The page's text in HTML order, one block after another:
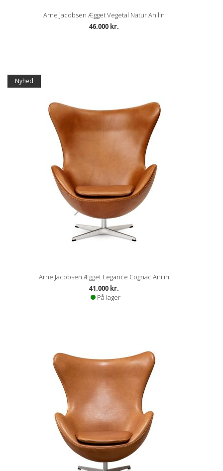
Arne Jacobsen Ægget Vegetal Natur Anilin
46.000 kr.
Nyhed
Arne Jacobsen Ægget Legance Cognac Anilin
41.000 kr.
På lager